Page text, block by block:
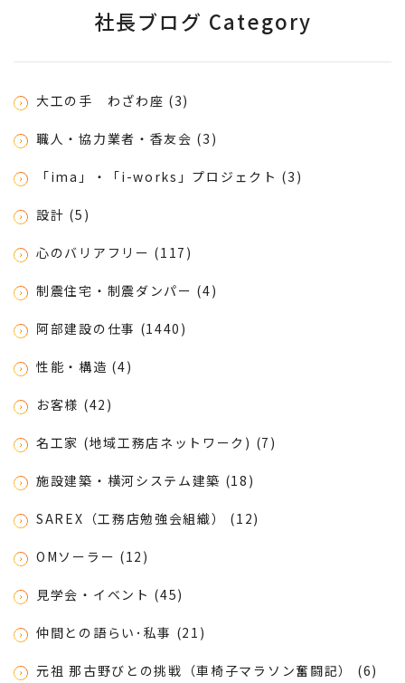
社長ブログ Category
大工の手 わざわ座 (3)
職人・協力業者・香友会 (3)
「ima」・「i-works」プロジェクト (3)
設計 (5)
心のバリアフリー (117)
制震住宅・制震ダンパー (4)
阿部建設の仕事 (1440)
性能・構造 (4)
お客様 (42)
名工家 (地域工務店ネットワーク) (7)
施設建築・横河システム建築 (18)
SAREX（工務店勉強会組織） (12)
OMソーラー (12)
見学会・イベント (45)
仲間との語らい･私事 (21)
元祖 那古野びとの挑戦（車椅子マラソン奮闘記） (6)